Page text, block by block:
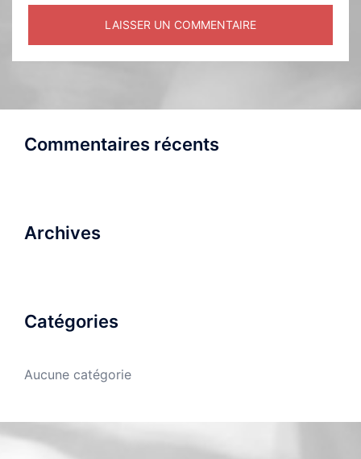
Commentaires récents
Archives
Catégories
Aucune catégorie